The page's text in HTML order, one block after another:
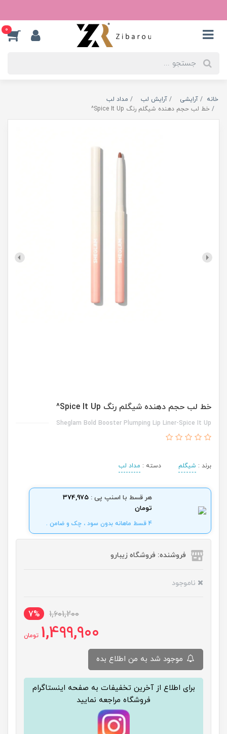
0
خانه آرایشی آرایش لب
مداد لب
خط لب حجم دهنده شیگلم رنگ Spice It Up^
خط لب حجم دهنده شیگلم رنگ Spice It Up^
Sheglam Bold Booster Plumping Lip Liner-Spice It Up
برند : شیگلم دسته : مداد لب
هر قسط با اسنپ پی : 374,975
تومان
4 قسط ماهانه بدون سود ، چک و ضامن .
فروشنده: فروشگاه زیبارو
ناموجود
1,601,200
7%
1,499,900 تومان
برای اطلاع از آخرین تخفیفات به صفحه اینستاگرام
فروشگاه مراجعه نمایید